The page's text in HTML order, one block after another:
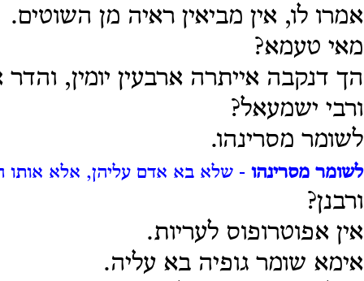
אמרו לו, אין מביאין ראיה מן השוטים.
מאי טעמא?
הך דנקבה אייתרה ארבעין יומין, והדר
ורבי ישמעאל?
לשומר מסרינהו.
לשומר מסרינהו - שלא בא אדם עליהן, אלא אותו
ורבנן?
אין אפוטרופוס לעריות.
אימא שומר גופיה בא עליה.